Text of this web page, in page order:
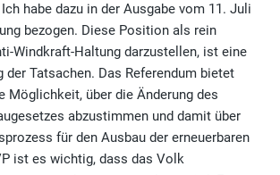
habe dazu in der Ausgabe vom 11. Juli
bezogen. Diese Position als rein
Windkraft-Haltung darzustellen, ist eine
der Tatsachen. Das Referendum bietet
Möglichkeit, über die Änderung des
abzustimmen und damit über
für den Ausbau der erneuerbaren
ist es wichtig, dass das Volk